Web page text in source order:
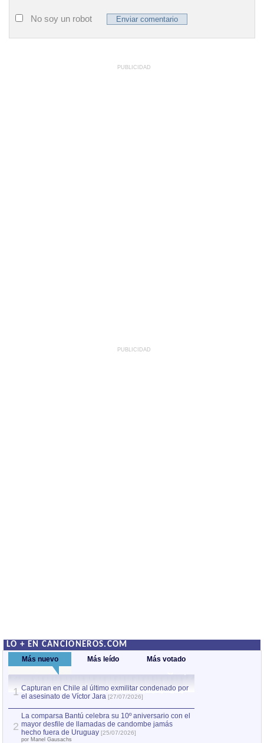
No soy un robot
PUBLICIDAD
PUBLICIDAD
LO + EN CANCIONEROS.COM
Más nuevo Más leído Más votado
1 Capturan en Chile al último exmilitar condenado por
el asesinato de Víctor Jara [27/07/2026]
2
La comparsa Bantú celebra su 10º aniversario con el
mayor desfile de llamadas de candombe jamás
hecho fuera de Uruguay [25/07/2026]
por Manel Gausachs